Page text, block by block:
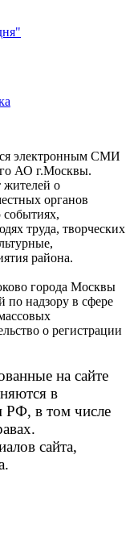
электронным СМИ
АО г.Москвы.
жителей о
органов
событиях,
труда, творческих
района.
города Москвы
по надзору в сфере
о регистрации
на сайте
в
РФ, в том числе
сайта,